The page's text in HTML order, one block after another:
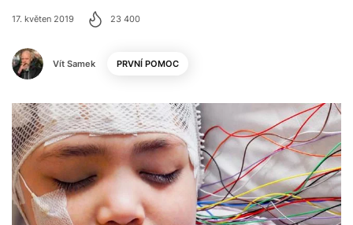
Vít Samek
17. květen 2019 23 400
PRVNÍ POMOC